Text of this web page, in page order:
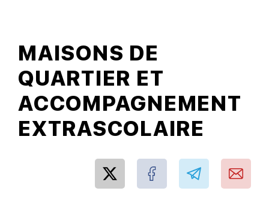
MAISONS DE
QUARTIER ET
ACCOMPAGNEMENT
EXTRASCOLAIRE